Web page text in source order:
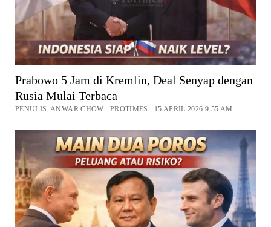
Prabowo 5 Jam di Kremlin, Deal Senyap dengan
Rusia Mulai Terbaca
PENULIS: ANWAR CHOW PROTIMES 15 APRIL 2026 9:55 AM